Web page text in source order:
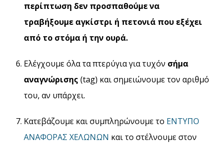
περίπτωση δεν προσπαθούμε να
τραβήξουμε αγκίστρι ή πετονιά που εξέχει
από το στόμα ή την ουρά.
Ελέγχουμε όλα τα πτερύγια για τυχόν σήμα
αναγνώρισης (tag) και σημειώνουμε τον αριθμό
του, αν υπάρχει.
Κατεβάζουμε και συμπληρώνουμε το ΕΝΤΥΠΟ
ΑΝΑΦΟΡΑΣ ΧΕΛΩΝΩΝ και το στέλνουμε στον